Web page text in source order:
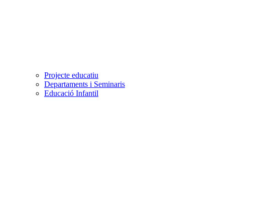
Projecte educatiu
Departaments i Seminaris
Educació Infantil